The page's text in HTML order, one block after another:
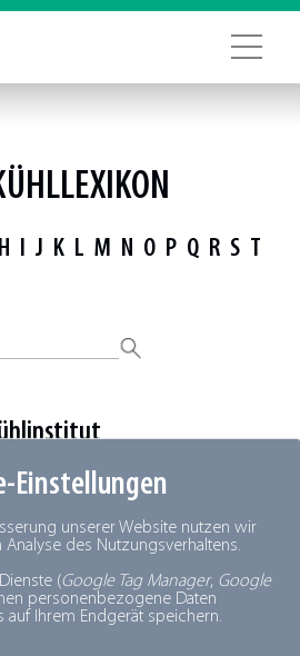
Einstellungen
unserer Website nutzen wir
Analyse des Nutzungsverhaltens.
(Google Tag Manager, Google
personenbezogene Daten
auf Ihrem Endgerät speichern.
H I J K L M N O P Q R S T
(dti), 1956
und Sprecher